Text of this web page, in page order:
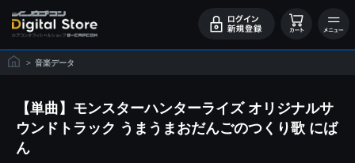
> 音楽データ
【単曲】モンスターハンターライズ オリジナルサ
ウンドトラック うまうまおだんごのつくり歌 にば
ん